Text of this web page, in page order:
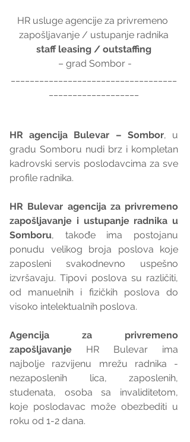
HR usluge agencije za privremeno
zapošljavanje / ustupanje radnika
staff leasing / outstaffing
– grad Sombor​​ -
HR agencija Bulevar – Sombor, u
gradu Somboru nudi brz i kompletan
kadrovski servis poslodavcima za sve
profile radnika.
HR Bulevar agencija za privremeno
zapošljavanje i ustupanje radnika u
Somboru, takođe ima postojanu
ponudu velikog broja poslova koje
zaposleni svakodnevno uspešno
izvršavaju. Tipovi poslova su različiti,
od manuelnih i fizičkih poslova do
visoko intelektualnih poslova.
Agencija za privremeno
zapošljavanje HR Bulevar ima
najbolje razvijenu mrežu radnika -
nezaposlenih lica, zaposlenih,
studenata, osoba sa invaliditetom,
koje poslodavac može obezbediti u
roku od 1-2 dana.